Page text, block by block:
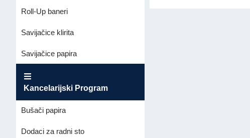
Roll-Up baneri
Savijačice klirita
Savijačice papira
Kancelarijski Program
Bušači papira
Dodaci za radni sto